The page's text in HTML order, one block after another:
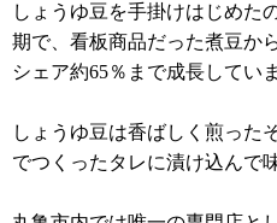
しょうゆ豆を手掛けはじめた
期で、看板商品だった煮豆か
シェア約65％まで成長してい
しょうゆ豆は香ばしく煎った
でつくったタレに漬け込んで